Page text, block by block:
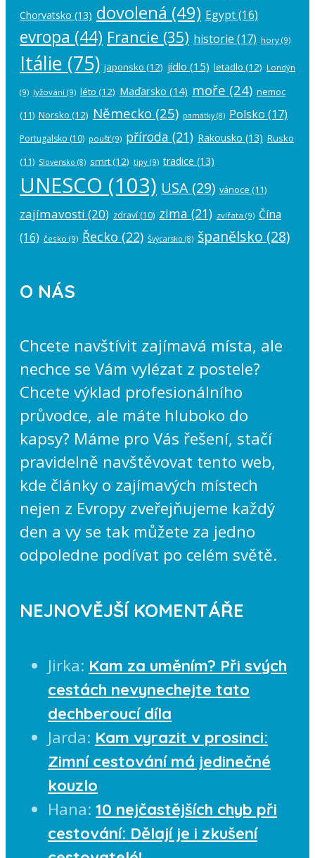
Chorvatsko (13) dovolená (49) Egypt(16)
evropa (44) Francie (35) historie (17) hory (9)
Itálie (75) japonsko (12) jídlo (15) letadlo (12) Londýn
(9) lyžování (9) léto (12) Maďarsko (14) moře (24) nemoc
(11) Norsko (12) Německo (25) památky(8) Polsko (17)
Portugalsko (10) poušť(9) příroda (21) Rakousko (13) Rusko
(11) Slovensko (8) smrt(12) tipy (9) tradice (13)
UNESCO (103) USA (29) vánoce (11)
zajímavosti (20) zdraví (10) zima (21) zvířata (9) Čína
(16) česko (9) Řecko (22) Švýcarsko (8) španělsko (28)
O NÁS
Chcete navštívit zajímavá místa, ale
nechce se Vám vylézat z postele?
Chcete výklad profesionálního
průvodce, ale máte hluboko do
kapsy? Máme pro Vás řešení, stačí
pravidelně navštěvovat tento web,
kde články o zajímavých místech
nejen z Evropy zveřejňujeme každý
den a vy se tak můžete za jedno
odpoledne podívat po celém světě.
NEJNOVĚJŠÍ KOMENTÁŘE
Jirka: Kam za uměním? Při svých
cestách nevynechejte tato
dechberoucí díla
Jarda: Kam vyrazit v prosinci:
Zimní cestování má jedinečné
kouzlo
Hana: 10 nejčastějších chyb při
cestování: Dělají je i zkušení